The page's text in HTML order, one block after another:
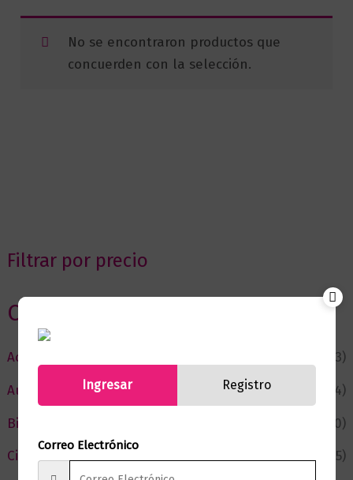
Filtrar por precio
Categorias
Actualidad
(53)
Autor del Mes
(4)
Bienestar
(230)
Ciencia y Conocimiento
(75)
No se encontraron productos que
concuerden con la selección.
Ingresar Registro
Correo Electrónico